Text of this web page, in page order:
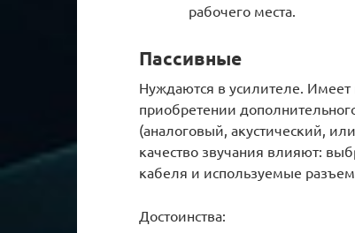
рабочего места.
Пассивные
Нуждаются в усилителе.
приобретении
(аналоговый, акустический,
качество звучания влияют:
кабеля и используемые
Достоинства: